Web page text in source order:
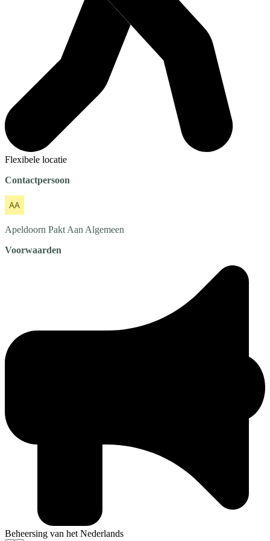
Flexibele locatie
Contactpersoon
Apeldoorn Pakt Aan Algemeen
Voorwaarden
Beheersing van het Nederlands